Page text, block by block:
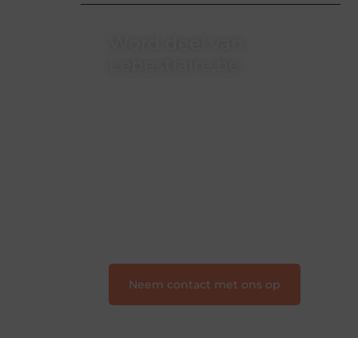
Neem contact met ons op